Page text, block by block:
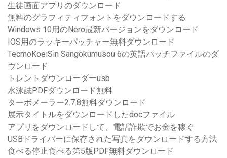
生徒画面アプリのダウンロード
無料のグラフィティフォントをダウンロードする
Windows 10用のNero最新バージョンをダウンロード
IOS用のラッキーパッチャー無料ダウンロード
TecmoKoeiSin Sangokumusou 6の英語パッチファイルのダ
ウンロード
トレントダウンローダーusb
水泳誌PDFダウンロード無料
ターボメーラー2.7.8無料ダウンロード
展示タイトルをダウンロードしたdocファイル
アプリをダウンロードして、電話詐欺でお金を稼ぐ
USBドライバーに保存された写真をダウンロードする方法
食べる停止食べる第5版PDF無料ダウンロード